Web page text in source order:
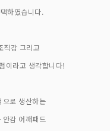
하였습니다.
직감 그리고
이라고 생각합니다!
으로 생산하는
안감 어깨패드